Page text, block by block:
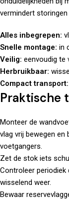
vermindert
Alles inbegrepen:
Snelle montage: in
Veilig: eenvoudig te
Herbruikbaar:
Compact transport:
Praktische
Monteer de
vlag vrij bewegen
voetgangers.
Zet de stok iets
Controleer periodiek
wisselend weer.
Bewaar